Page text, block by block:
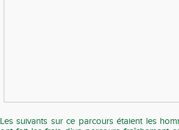
Les suivants sur ce parcours étaient les